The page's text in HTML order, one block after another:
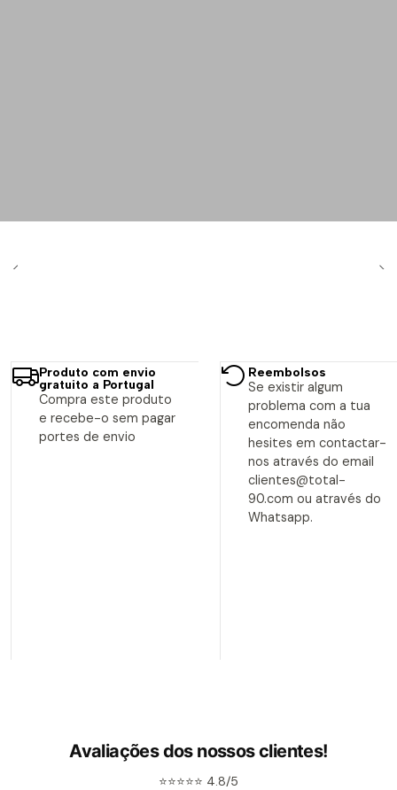
Produto com envio
gratuito a Portugal
Compra este produto
e recebe-o sem pagar
portes de envio
Reembolsos
Se existir algum
problema com a tua
encomenda não
hesites em contactar-
nos através do email
clientes@total-
90.com ou através do
Whatsapp.
Avaliações dos nossos clientes!
⭐⭐⭐⭐⭐ 4.8/5